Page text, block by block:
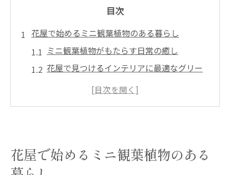
目次
花屋で始めるミニ観葉植物のある暮らし
ミニ観葉植物がもたらす日常の癒し
花屋で見つけるインテリアに最適なグリー
日々のストレスを和らげるミニ観葉植物
花屋で始めるミニ観葉植物のある